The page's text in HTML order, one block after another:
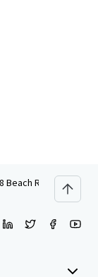
Beach Road